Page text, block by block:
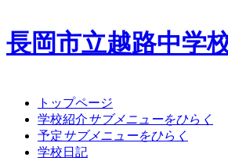
長岡市立越路中学
トップページ
学校紹介サブメニューをひらく
予定サブメニューをひらく
学校日記